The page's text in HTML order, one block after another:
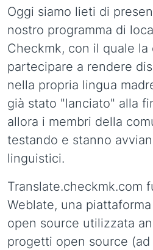
Oggi siamo lieti di
nostro programma di
Checkmk, con il quale la
partecipare a rendere
nella propria lingua
già stato "lanciato" alla
allora i membri della
testando e stanno
linguistici.
Translate.checkmk.com
Weblate, una
open source utilizzata
progetti open source (ad